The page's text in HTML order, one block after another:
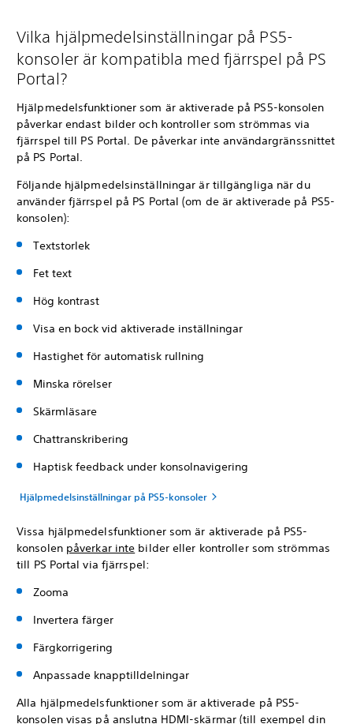
Vilka hjälpmedelsinställningar på PS5-
konsoler är kompatibla med fjärrspel på PS
Portal?
Hjälpmedelsfunktioner som är aktiverade på PS5-konsolen
påverkar endast bilder och kontroller som strömmas via
fjärrspel till PS Portal. De påverkar inte användargränssnittet
på PS Portal.
Följande hjälpmedelsinställningar är tillgängliga när du
använder fjärrspel på PS Portal (om de är aktiverade på PS5-
konsolen):
Textstorlek
Fet text
Hög kontrast
Visa en bock vid aktiverade inställningar
Hastighet för automatisk rullning
Minska rörelser
Skärmläsare
Chattranskribering
Haptisk feedback under konsolnavigering
Hjälpmedelsinställningar på PS5-konsoler
Vissa hjälpmedelsfunktioner som är aktiverade på PS5-
konsolen påverkar inte bilder eller kontroller som strömmas
till PS Portal via fjärrspel:
Zooma
Invertera färger
Färgkorrigering
Anpassade knapptilldelningar
Alla hjälpmedelsfunktioner som är aktiverade på PS5-
konsolen visas på anslutna HDMI-skärmar (till exempel din